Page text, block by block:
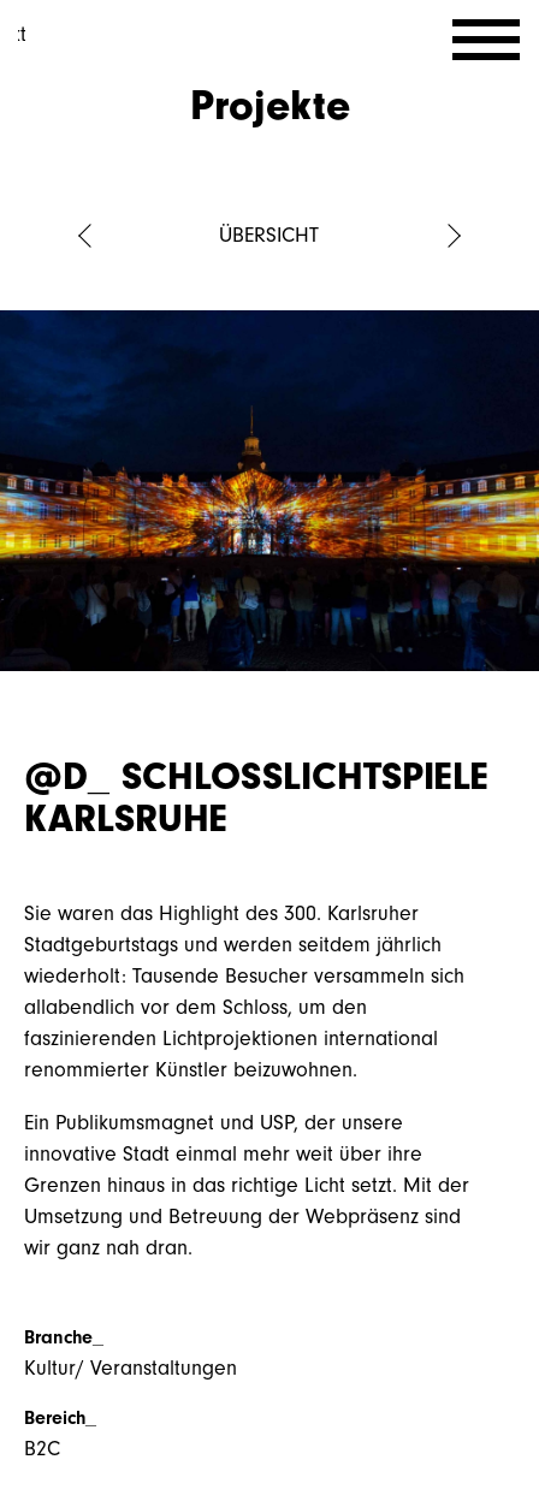
AKTUELL
AGENTUR
LEISTUNGEN
KARRIERE
KONTAKT
Projekte
ÜBERSICHT
@D_ SCHLOSSLICHTSPIELE
KARLSRUHE
Sie waren das Highlight des 300. Karlsruher
Stadtgeburtstags und werden seitdem jährlich
wiederholt: Tausende Besucher versammeln sich
allabendlich vor dem Schloss, um den
faszinierenden Lichtprojektionen international
renommierter Künstler beizuwohnen.
Ein Publikumsmagnet und USP, der unsere
innovative Stadt einmal mehr weit über ihre
Grenzen hinaus in das richtige Licht setzt. Mit der
Umsetzung und Betreuung der Webpräsenz sind
wir ganz nah dran.
Branche_
Kultur/ Veranstaltungen
Bereich_
B2C